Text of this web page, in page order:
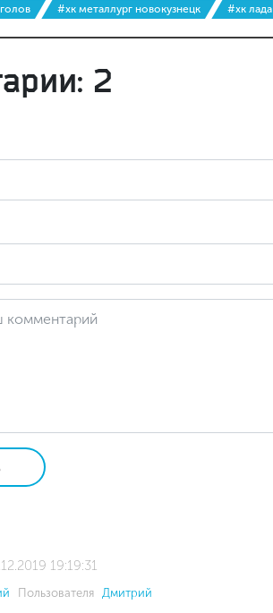
#хк металлург новокузнецк #хк
2
19:19:31
Пользователя Дмитрий